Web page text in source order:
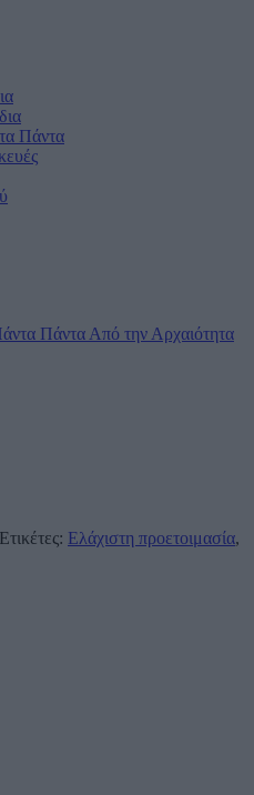
Πάντα
Πάντα Από την Αρχαιότητα
Ετικέτες: Ελάχιστη προετοιμασία,